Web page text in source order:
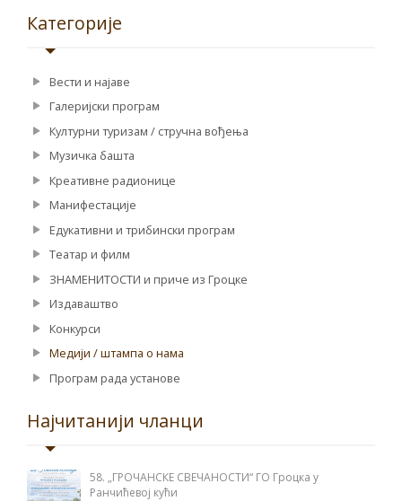
Категорије
Вести и најаве
Галеријски програм
Културни туризам / стручна вођења
Музичка башта
Креативне радионице
Манифестације
Едукативни и трибински програм
Театар и филм
ЗНАМЕНИТОСТИ и приче из Гроцке
Издаваштво
Конкурси
Медији / штампа о нама
Програм рада установе
Најчитанији чланци
58. „ГРОЧАНСКЕ СВЕЧАНОСТИ“ ГО Гроцка у
Ранчићевој кући